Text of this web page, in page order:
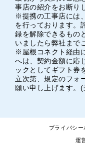
事店の紹介をお断り
※提携の工事店には
を行っております。
録を解除できるもの
いましたら弊社まで
※屋根コネクト経由
へは、契約金額に応
ックとしてギフト券
立次第、規定のフォ
願い申し上げます。
プライバシー
運